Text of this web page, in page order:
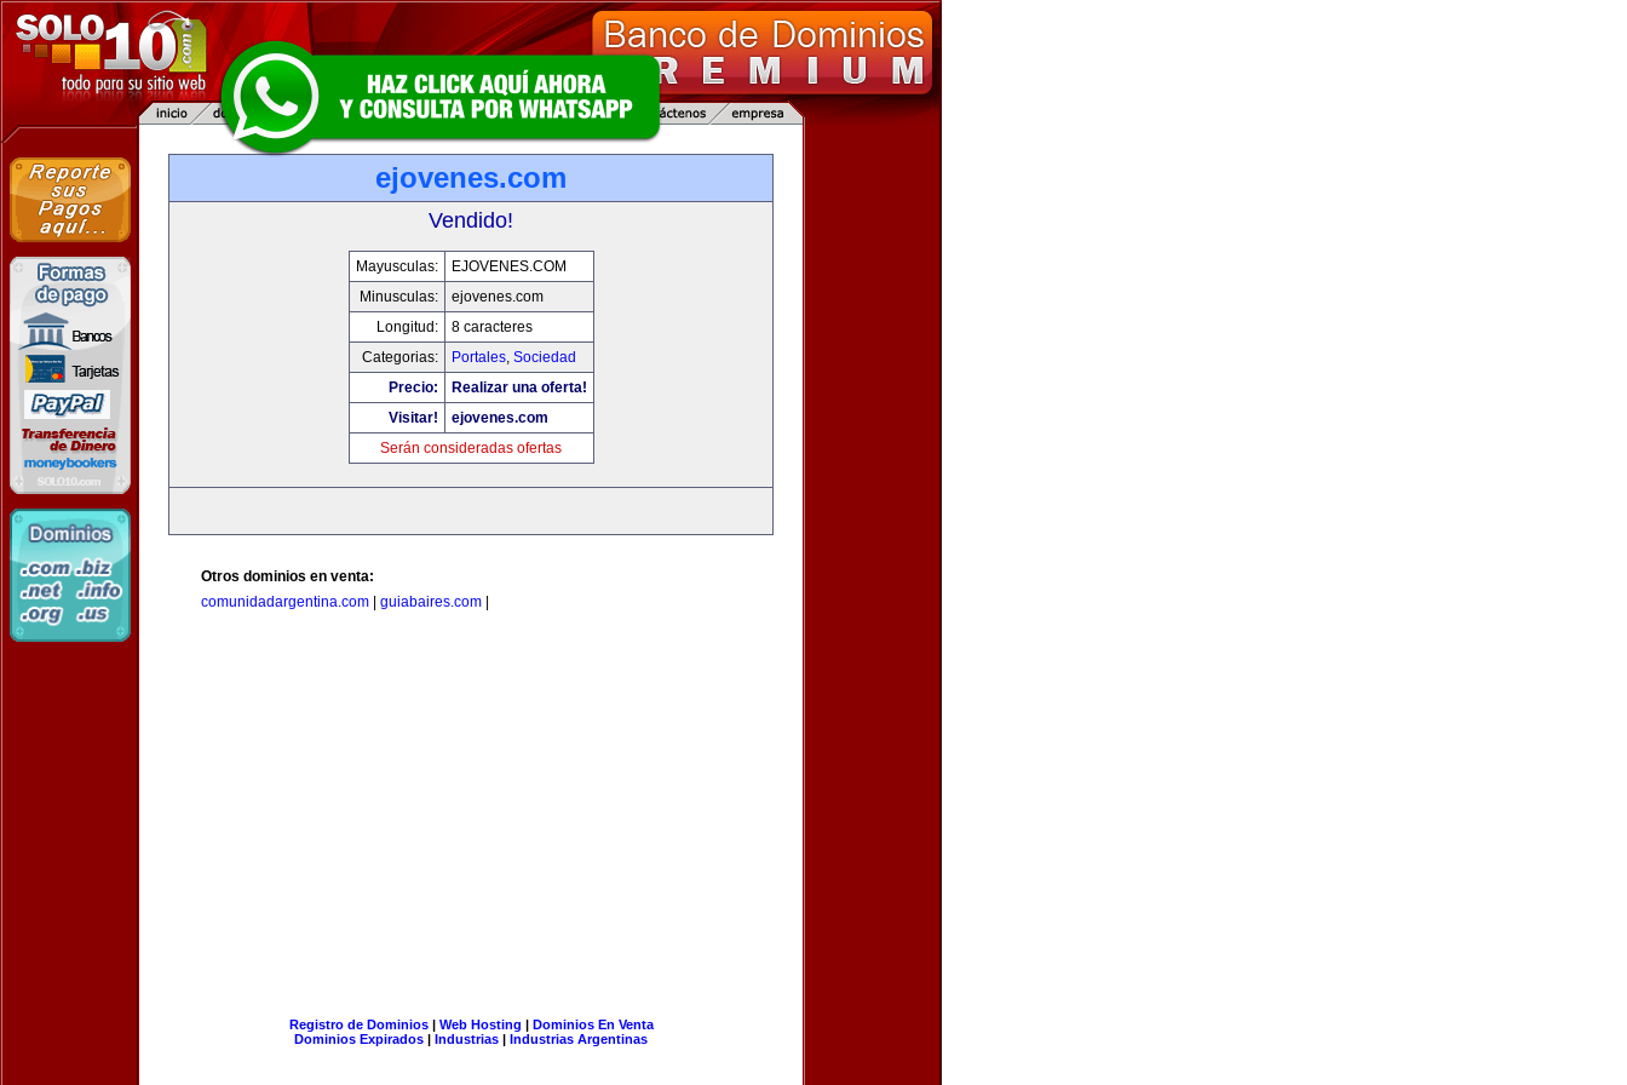
ejovenes.com
Vendido!
Mayusculas:
EJOVENES.COM
Minusculas:
ejovenes.com
Longitud:
8 caracteres
Categorias:
Portales, Sociedad
Precio:
Realizar una oferta!
Visitar!
ejovenes.com
Serán consideradas ofertas
Otros dominios en venta:
comunidadargentina.com
guiabaires.com
Registro de Dominios| Web Hosting | Dominios En Venta
Dominios Expirados | Industrias | Industrias Argentinas